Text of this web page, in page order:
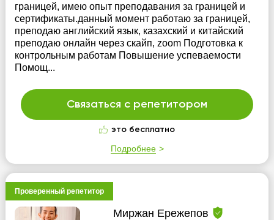
границей, имею опыт преподавания за границей и
сертификаты.данный момент работаю за границей,
преподаю английский язык, казахский и китайский
преподаю онлайн через скайп, zoom Подготовка к
контрольным работам Повышение успеваемости
Помощ...
Связаться с репетитором
это бесплатно
Подробнее
Проверенный репетитор
Миржан Ережепов